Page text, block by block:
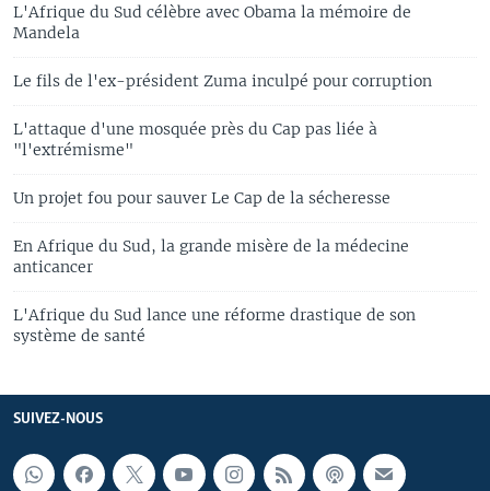
L'Afrique du Sud célèbre avec Obama la mémoire de
Mandela
Le fils de l'ex-président Zuma inculpé pour corruption
L'attaque d'une mosquée près du Cap pas liée à
"l'extrémisme"
Un projet fou pour sauver Le Cap de la sécheresse
En Afrique du Sud, la grande misère de la médecine
anticancer
L'Afrique du Sud lance une réforme drastique de son
système de santé
SUIVEZ-NOUS